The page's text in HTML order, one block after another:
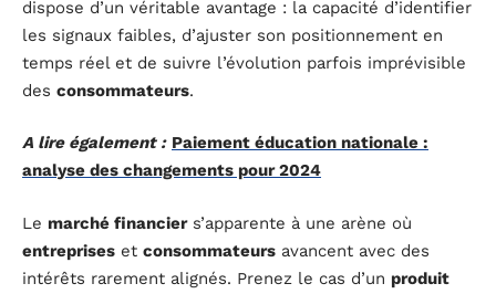
dispose d’un véritable avantage : la capacité d’identifier
les signaux faibles, d’ajuster son positionnement en
temps réel et de suivre l’évolution parfois imprévisible
des consommateurs.
A lire également : Paiement éducation nationale :
analyse des changements pour 2024
Le marché financiers’apparente à une arène où
entreprises et consommateurs avancent avec des
intérêts rarement alignés. Prenez le cas d’un produit